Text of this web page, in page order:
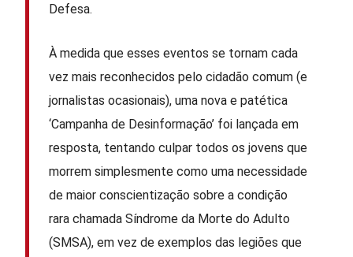
Defesa.
À medida que esses eventos se tornam cada
vez mais reconhecidos pelo cidadão comum (e
jornalistas ocasionais), uma nova e patética
‘Campanha de Desinformação’ foi lançada em
resposta, tentando culpar todos os jovens que
morrem simplesmente como uma necessidade
de maior conscientização sobre a condição
rara chamada Síndrome da Morte do Adulto
(SMSA), em vez de exemplos das legiões que